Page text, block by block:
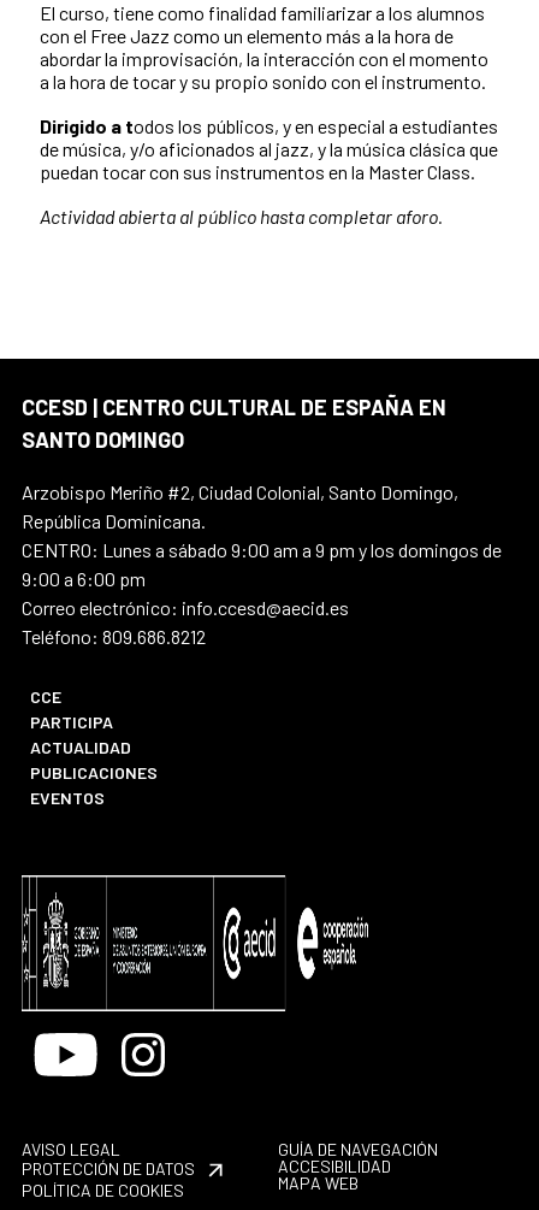
El curso, tiene como finalidad familiarizar a los alumnos
con el Free Jazz como un elemento más a la hora de
abordar la improvisación, la interacción con el momento
a la hora de tocar y su propio sonido con el instrumento.
Dirigido a todos los públicos, y en especial a estudiantes
de música, y/o aficionados al jazz, y la música clásica que
puedan tocar con sus instrumentos en la Master Class.
Actividad abierta al público hasta completar aforo.
CCESD | CENTRO CULTURAL DE ESPAÑA EN
SANTO DOMINGO
Arzobispo Meriño #2, Ciudad Colonial, Santo Domingo,
República Dominicana.
CENTRO: Lunes a sábado 9:00 am a 9 pm y los domingos de
9:00 a 6:00 pm
Correo electrónico: info.ccesd@aecid.es
Teléfono: 809.686.8212
CCE
PARTICIPA
ACTUALIDAD
PUBLICACIONES
EVENTOS
Youtube Instagram
AVISO LEGAL
PROTECCIÓN DE DATOS
POLÍTICA DE COOKIES
GUÍA DE NAVEGACIÓN
ACCESIBILIDAD
MAPA WEB